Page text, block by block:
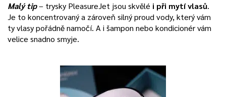
Malý tip– trysky PleasureJet jsou skvělé i při mytí vlasů.
Je to koncentrovaný a zároveň silný proud vody, který vám
ty vlasy pořádně namočí. A i šampon nebo kondicionér vám
velice snadno smyje.